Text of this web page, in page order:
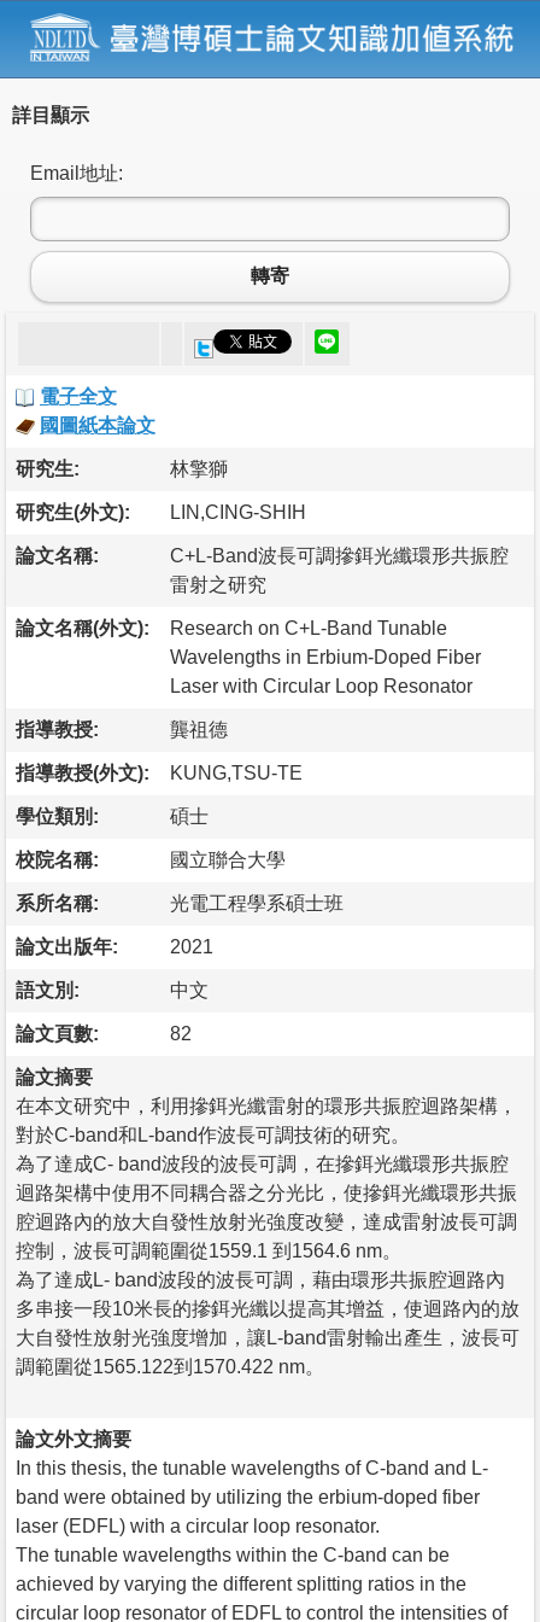
詳目顯示
Email地址:
轉寄
電子全文
國圖紙本論文
研究生: 林擎獅
研究生(外文): LIN,CING-SHIH
論文名稱:
C+L-Band波長可調摻鉺光纖環形共振腔
雷射之研究
論文名稱(外文):
Research on C+L-Band Tunable
Wavelengths in Erbium-Doped Fiber
Laser with Circular Loop Resonator
指導教授: 龔祖德
指導教授(外文): KUNG,TSU-TE
學位類別: 碩士
校院名稱: 國立聯合大學
系所名稱: 光電工程學系碩士班
論文出版年: 2021
語文別: 中文
論文頁數: 82
論文摘要
在本文研究中，利用摻鉺光纖雷射的環形共振腔迴路架構，
對於C-band和L-band作波長可調技術的研究。
為了達成C- band波段的波長可調，在摻鉺光纖環形共振腔
迴路架構中使用不同耦合器之分光比，使摻鉺光纖環形共振
腔迴路內的放大自發性放射光強度改變，達成雷射波長可調
控制，波長可調範圍從1559.1 到1564.6 nm。
為了達成L- band波段的波長可調，藉由環形共振腔迴路內
多串接一段10米長的摻鉺光纖以提高其增益，使迴路內的放
大自發性放射光強度增加，讓L-band雷射輸出產生，波長可
調範圍從1565.122到1570.422 nm。
論文外文摘要
In this thesis, the tunable wavelengths of C-band and L-
band were obtained by utilizing the erbium-doped fiber
laser (EDFL) with a circular loop resonator.
The tunable wavelengths within the C-band can be
achieved by varying the different splitting ratios in the
circular loop resonator of EDFL to control the intensities of